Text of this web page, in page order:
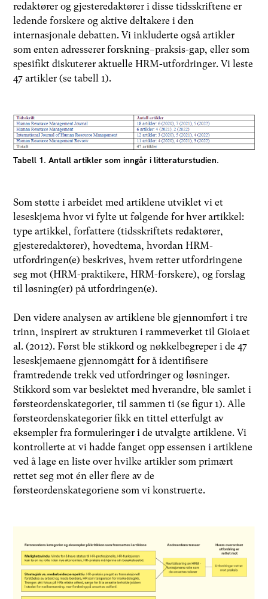
redaktører og gjesteredaktører i disse tidsskriftene er
ledende forskere og aktive deltakere i den
internasjonale debatten. Vi inkluderte også artikler
som enten adresserer forskning–praksis-gap, eller som
spesifikt diskuterer aktuelle HRM-utfordringer. Vi leste
47 artikler (se tabell 1).
Tabell 1. Antall artikler som inngår i litteraturstudien.
Som støtte i arbeidet med artiklene utviklet vi et
leseskjema hvor vi fylte ut følgende for hver artikkel:
type artikkel, forfattere (tidsskriftets redaktører,
gjesteredaktører), hovedtema, hvordan HRM-
utfordringen(e) beskrives, hvem retter utfordringene
seg mot (HRM-praktikere, HRM-forskere), og forslag
til løsning(er) på utfordringen(e).
Den videre analysen av artiklene ble gjennomført i tre
trinn, inspirert av strukturen i rammeverket til Gioia et
al. (2012). Først ble stikkord og nøkkelbegreper i de 47
leseskjemaene gjennomgått for å identifisere
framtredende trekk ved utfordringer og løsninger.
Stikkord som var beslektet med hverandre, ble samlet i
førsteordenskategorier, til sammen ti (se figur 1). Alle
førsteordenskategorier fikk en tittel etterfulgt av
eksempler fra formuleringer i de utvalgte artiklene. Vi
kontrollerte at vi hadde fanget opp essensen i artiklene
ved å lage en liste over hvilke artikler som primært
rettet seg mot én eller flere av de
førsteordenskategoriene som vi konstruerte.